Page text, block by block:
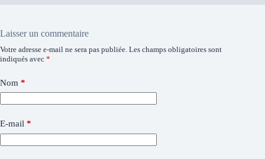
Laisser un commentaire
Votre adresse e-mail ne sera pas publiée. Les champs obligatoires sont
indiqués avec *
Nom *
E-mail *